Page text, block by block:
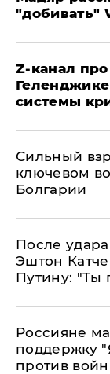
"добивать"
Z-канал
системы
Сильный
ключевом
Болгарии
После
Эштон
Путину: "Ты
Россияне
поддержку
против